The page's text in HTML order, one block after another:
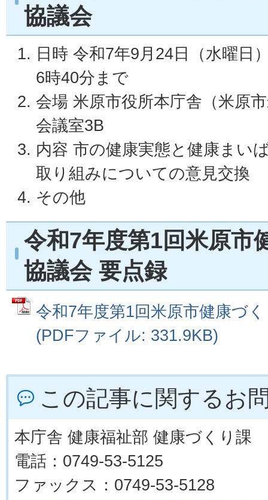
協議会
日時 令和7年9月24日（水曜日
6時40分まで
会場 米原市役所本庁舎（米原
会議室3B
内容 市の健康実態と健康まい
取り組みについての意見交換
その他
令和7年度第1回米原市
協議会 要点録
令和7年度第1回米原市健康づ
(PDFファイル: 331.9KB)
この記事に関するお
本庁舎 健康福祉部 健康づくり課
電話：0749-53-5125
ファックス：0749-53-5128